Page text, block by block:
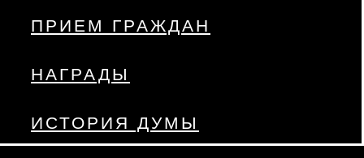
ПРИЕМ ГРАЖДАН
НАГРАДЫ
ИСТОРИЯ ДУМЫ